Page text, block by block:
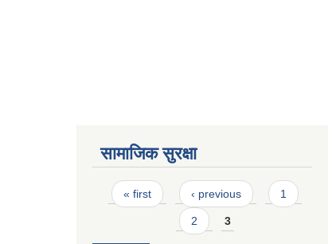
सामाजिक सुरक्षा
Pages
« first ‹ previous 1
2 3